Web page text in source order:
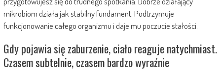
mikrobiom działa jak stabilny fundament. Podtrzymuje
funkcjonowanie całego organizmu i daje mu poczucie stałości.
Gdy pojawia się zaburzenie, ciało reaguje natychmiast.
Czasem subtelnie, czasem bardzo wyraźnie